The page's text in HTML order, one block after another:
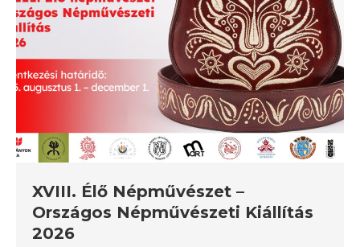
XVIII. Élő Népművészet –
Országos Népművészeti Kiállítás
2026